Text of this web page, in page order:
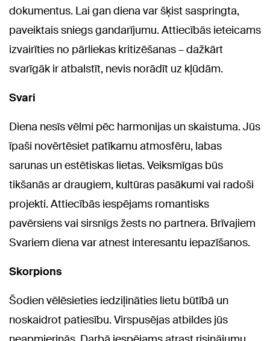
dokumentus. Lai gan diena var šķist saspringta,
paveiktais sniegs gandarījumu. Attiecībās ieteicams
izvairīties no pārliekas kritizēšanas – dažkārt
svarīgāk ir atbalstīt, nevis norādīt uz kļūdām.
Svari
Diena nesīs vēlmi pēc harmonijas un skaistuma. Jūs
īpaši novērtēsiet patīkamu atmosfēru, labas
sarunas un estētiskas lietas. Veiksmīgas būs
tikšanās ar draugiem, kultūras pasākumi vai radoši
projekti. Attiecībās iespējams romantisks
pavērsiens vai sirsnīgs žests no partnera. Brīvajiem
Svariem diena var atnest interesantu iepazīšanos.
Skorpions
Šodien vēlēsieties iedziļināties lietu būtībā un
noskaidrot patiesību. Virspusējas atbildes jūs